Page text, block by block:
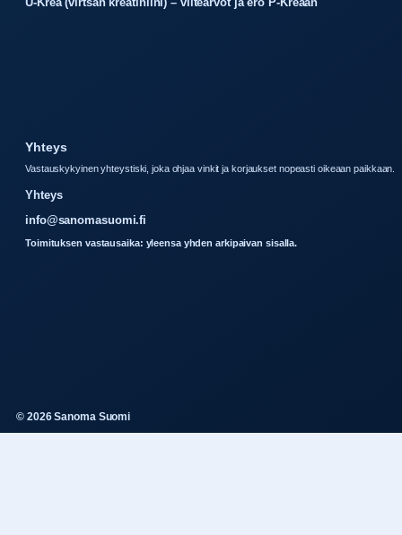
Yhteys
Vastauskykyinen yhteystiski, joka ohjaa vinkit ja korjaukset nopeasti oikeaan paikkaan.
Yhteys
info@sanomasuomi.fi
Toimituksen vastausaika: yleensa yhden arkipaivan sisalla.
© 2026 Sanoma Suomi